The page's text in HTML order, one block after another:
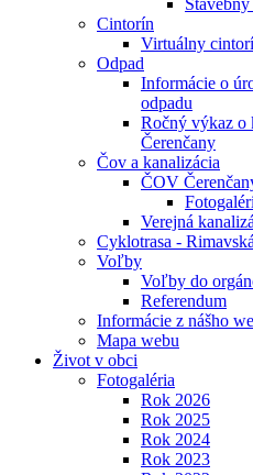
Stavebný
Cintorín
Virtuálny
Odpad
Informácie o
odpadu
Ročný výkaz o
Čerenčany
Čov a kanalizácia
ČOV
Verejná
Cyklotrasa -
Voľby
Voľby do
Referendum
Informácie z nášho
Mapa webu
Život v obci
Fotogaléria
Rok 2026
Rok 2025
Rok 2024
Rok 2023